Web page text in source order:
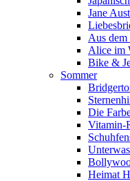
Jane
Aus dem
Alice im
Bike &
Sommer
Die
Vitamin-
Heimat